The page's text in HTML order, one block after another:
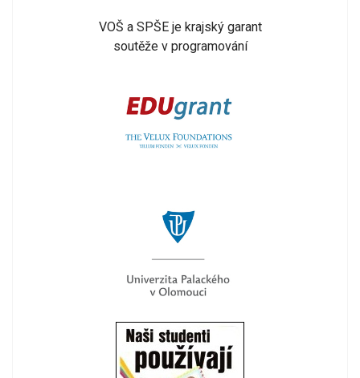
VOŠ a SPŠE je krajský garant
soutěže v programování